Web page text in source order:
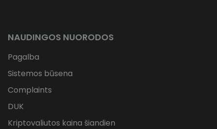
NAUDINGOS NUORODOS
Pagalba
Sistemos būsena
Complaints
DUK
Kriptovaliutos kaina šiandien